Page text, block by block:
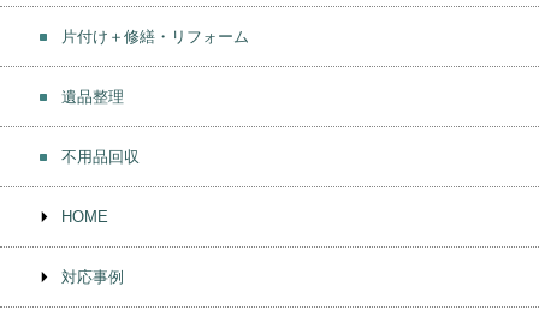
片付け＋修繕・リフォーム
遺品整理
不用品回収
HOME
対応事例